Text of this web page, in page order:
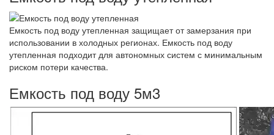
Емкость под воду утепленная защищает от замерзания при
использовании в холодных регионах. Емкость под воду
утепленная подходит для автономных систем с минимальным
риском потери качества.
Емкость под воду 5м3